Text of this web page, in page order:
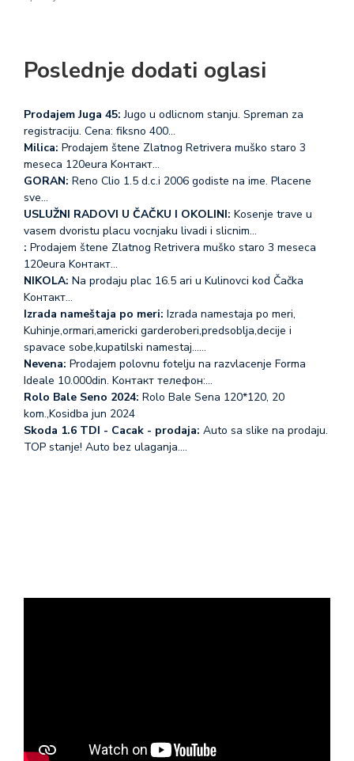
Poslednje dodati oglasi
Prodajem Juga 45: Jugo u odlicnom stanju. Spreman za
registraciju. Cena: fiksno 400…
Milica: Prodajem štene Zlatnog Retrivera muško staro 3
meseca 120eura Koнтакт…
GORAN: Reno Clio 1.5 d.c.i 2006 godiste na ime. Placene
sve…
USLUŽNI RADOVI U ČAČKU I OKOLINI: Kosenje trave u
vasem dvoristu placu vocnjaku livadi i slicnim…
: Prodajem štene Zlatnog Retrivera muško staro 3 meseca
120eura Koнтакт…
NIKOLA: Na prodaju plac 16.5 ari u Kulinovci kod Čačka
Koнтакт…
Izrada nameštaja po meri: Izrada namestaja po meri,
Kuhinje,ormari,americki garderoberi,predsoblja,decije i
spavace sobe,kupatilski namestaj...…
Nevena: Prodajem polovnu fotelju na razvlacenje Forma
Ideale 10.000din. Koнтакт телефон:…
Rolo Bale Seno 2024: Rolo Bale Sena 120*120, 20
kom.,Kosidba jun 2024
Skoda 1.6 TDI - Cacak - prodaja: Auto sa slike na prodaju.
TOP stanje! Auto bez ulaganja.…